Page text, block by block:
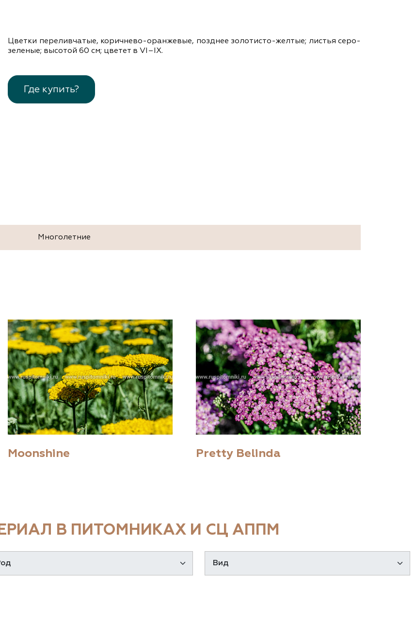
Цветки переливчатые, коричнево-оранжевые, позднее золотисто-желтые; листья серо-
зеленые; высотой 60 см; цветет в VІ–ІХ.
Где купить?
Многолетние
Moonshine Pretty Belinda
В ПИТОМНИКАХ И СЦ АППМ